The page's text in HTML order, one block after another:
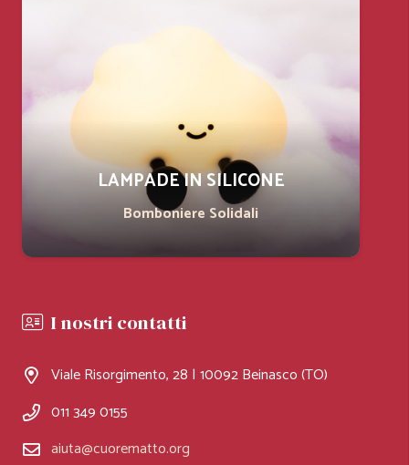
LAMPADE IN SILICONE
Bomboniere Solidali
I nostri contatti
Viale Risorgimento, 28 | 10092 Beinasco (TO)
011 349 0155
aiuta@cuorematto.org